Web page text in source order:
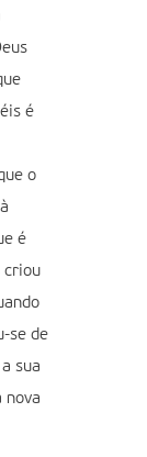
é
o
é
criou
se de
sua
nova